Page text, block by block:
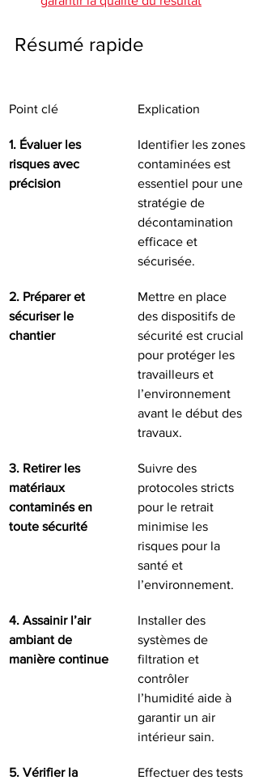
Résumé rapide
Point clé Explication
1. Évaluer les
risques avec
précision
Identifier les zones
contaminées est
essentiel pour une
stratégie de
décontamination
efficace et
sécurisée.
2. Préparer et
sécuriser le
chantier
Mettre en place
des dispositifs de
sécurité est crucial
pour protéger les
travailleurs et
l’environnement
avant le début des
travaux.
3. Retirer les
matériaux
contaminés en
toute sécurité
Suivre des
protocoles stricts
pour le retrait
minimise les
risques pour la
santé et
l’environnement.
4. Assainir l’air
ambiant de
manière continue
Installer des
systèmes de
filtration et
contrôler
l’humidité aide à
garantir un air
intérieur sain.
5. Vérifier la
Effectuer des tests